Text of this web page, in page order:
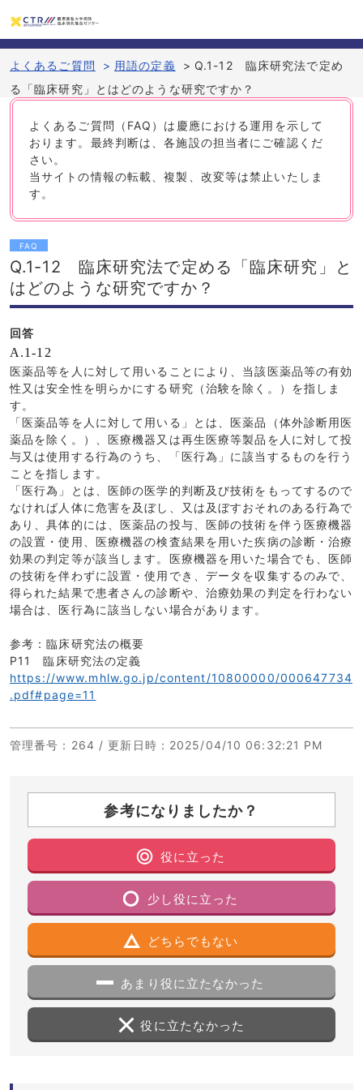
よくあるご質問 > 用語の定義 > Q.1-12 臨床研究法で定め
る「臨床研究」とはどのような研究ですか？
よくあるご質問（FAQ）は慶應における運用を示して
おります。最終判断は、各施設の担当者にご確認くだ
さい。
当サイトの情報の転載、複製、改変等は禁止いたしま
す。
FAQ
Q.1-12 臨床研究法で定める「臨床研究」と
はどのような研究ですか？
回答
A.1-12
医薬品等を人に対して用いることにより、当該医薬品等の有効
性又は安全性を明らかにする研究（治験を除く。）を指しま
す。
「医薬品等を人に対して用いる」とは、医薬品（体外診断用医
薬品を除く。）、医療機器又は再生医療等製品を人に対して投
与又は使用する行為のうち、「医行為」に該当するものを行う
ことを指します。
「医行為」とは、医師の医学的判断及び技術をもってするので
なければ人体に危害を及ぼし、又は及ぼすおそれのある行為で
あり、具体的には、医薬品の投与、医師の技術を伴う医療機器
の設置・使用、医療機器の検査結果を用いた疾病の診断・治療
効果の判定等が該当します。医療機器を用いた場合でも、医師
の技術を伴わずに設置・使用でき、データを収集するのみで、
得られた結果で患者さんの診断や、治療効果の判定を行わない
場合は、医行為に該当しない場合があります。
参考：臨床研究法の概要
P11 臨床研究法の定義
https://www.mhlw.go.jp/content/10800000/000647734
.pdf#page=11
管理番号 ：264 /更新日時 ：2025/04/10 06:32:21 PM
参考になりましたか？
役に立った
少し役に立った
どちらでもない
あまり役に立たなかった
役に立たなかった